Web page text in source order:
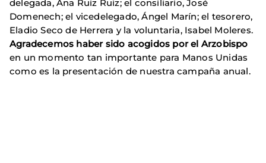
delegada, Ana Ruiz Ruiz; el consiliario, José
Domenech; el vicedelegado, Ángel Marín; el tesorero,
Eladio Seco de Herrera y la voluntaria, Isabel Moleres.
Agradecemos haber sido acogidos por el Arzobispo
en un momento tan importante para Manos Unidas
como es la presentación de nuestra campaña anual.